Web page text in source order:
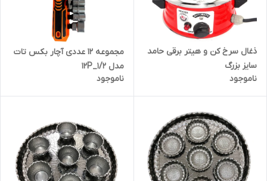
ذغال سرخ کن و هیتر برقی حامد
سایز بزرگ
ناموجود
مجموعه 12 عددی آچار بکس تات
مدل 12P_1/2
ناموجود